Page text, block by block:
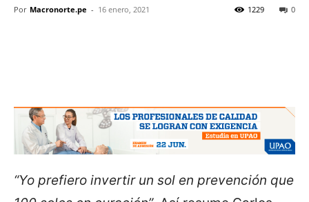
Por Macronorte.pe - 16 enero, 2021 0
1229
“Yo prefiero invertir un sol en prevención que